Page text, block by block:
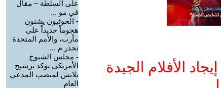
الأفلام الجيدة
على السلطة – مقال
في مو ...
- الحوثيون يشنون
هجوماً جديداً على
مأرب، والأمم المتحدة
تحذر م ...
- مجلس الشيوخ
الأمريكي يؤكد ترشيح
بلانش لمنصب المدعي
العام